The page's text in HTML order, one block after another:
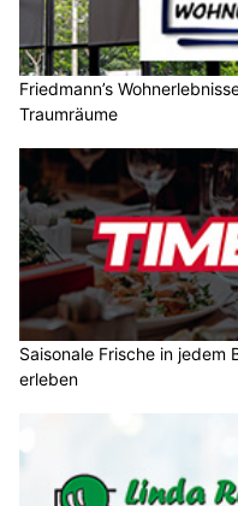
Friedmann’s
Traumräume
Saisonale Frische in jedem
erleben